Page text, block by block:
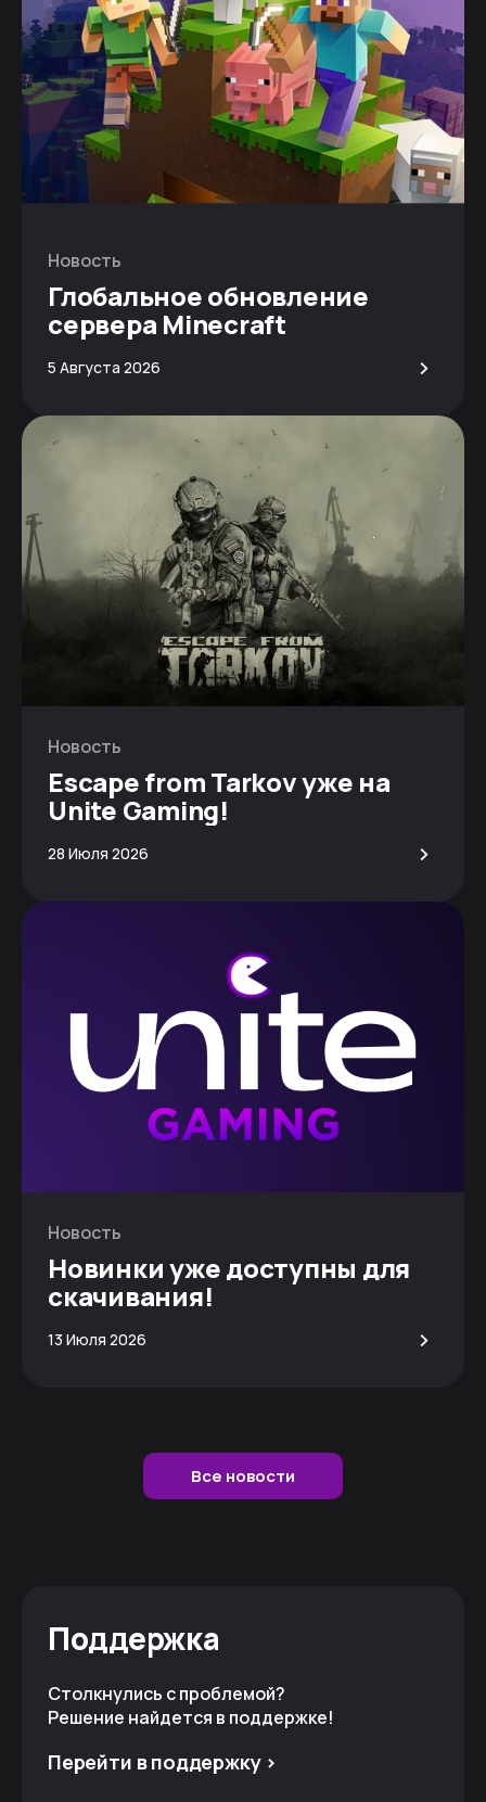
Новость
Глобальное обновление
сервера Minecraft
5 Августа 2026 >
Новость
Escape from Tarkov уже на
Unite Gaming!
28 Июля 2026 >
Новость
Новинки уже доступны для
скачивания!
13 Июля 2026 >
Все новости
Поддержка
Столкнулись с проблемой?
Решение найдется в поддержке!
Перейти в поддержку >